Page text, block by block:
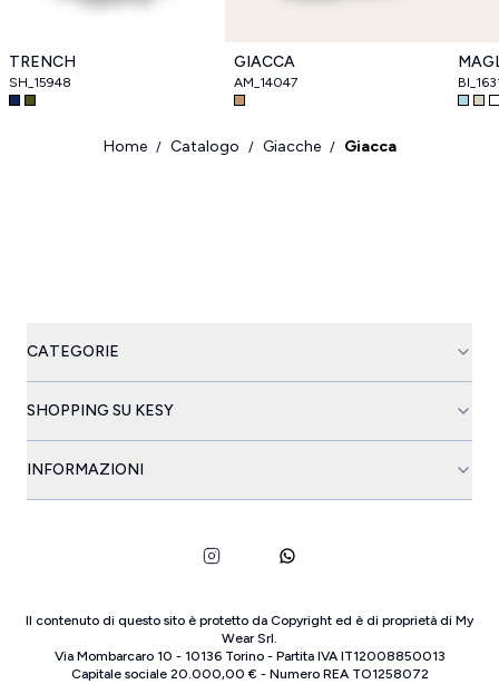
TRENCH
SH_15948
GIACCA
AM_14047
Home / Catalogo / Giacche / Giacca
CATEGORIE
SHOPPING SU KESY
INFORMAZIONI
Il contenuto di questo sito è protetto da Copyright ed è di proprietà di My
Wear Srl.
Via Mombarcaro 10 - 10136 Torino- Partita IVA IT12008850013
Capitale sociale 20.000,00 € - Numero REA TO1258072